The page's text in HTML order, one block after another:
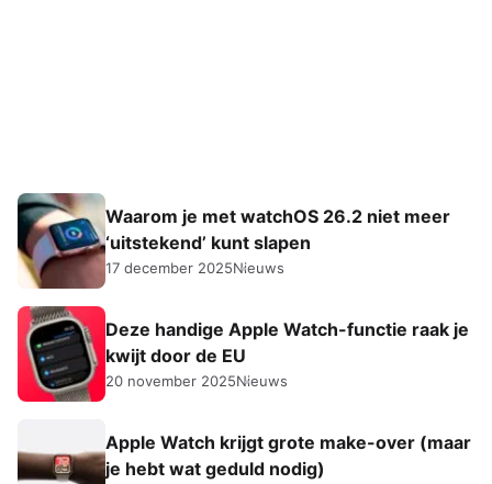
Waarom je met watchOS 26.2 niet meer
‘uitstekend’ kunt slapen
17 december 2025Nieuws
Deze handige Apple Watch-functie raak je
kwijt door de EU
20 november 2025Nieuws
Apple Watch krijgt grote make-over (maar
je hebt wat geduld nodig)